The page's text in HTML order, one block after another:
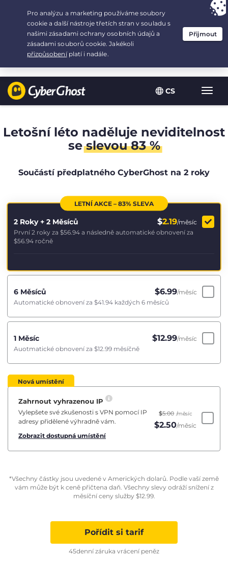
CS
Your choice:The Best Dealfor 2.1666666666667-years at $
/month
Letošní léto naděluje neviditelnost
seslevou 83 %
Součástí předplatného CyberGhost na 2 roky
LETNÍ AKCE – 83% SLEVA
2 Roky + 2 Měsíců $2.19/měsíc
První 2 roky za $56.94 a následně automatické obnovení za
$56.94 ročně
6 Měsíců $6.99/měsíc
Automatické obnovení za $41.94 každých 6 měsíců
1 Měsíc $12.99/měsíc
Auotmatické obnovení za $12.99 měsíčně
Nová umístění
Zahrnout vyhrazenou IP
Vylepšete své zkušenosti s VPN pomocí IP
adresy přidělené výhradně vám.
Zobrazit dostupná umístění
$5.00 /měsíc
$2.50/měsíc
*Všechny částky jsou uvedené v Amerických dolarů. Podle vaší země
vám může být k ceně přičtena daň. Všechny slevy odráží snížení z
měsíční ceny služby $12.99.
Pořídit si tarif
45denní záruka vrácení peněz